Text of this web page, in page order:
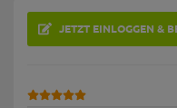
JETZT EINLOGGEN &